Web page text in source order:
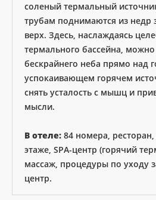
соленый термальный
трубам поднимаются из недр
верх. Здесь, наслаждаясь
термального бассейна,
бескрайнего неба прямо над
успокаивающем горячем
снять усталость с мышц и
мысли.
В отеле: 84 номера,
этаже, SPA-центр (горячий
массаж, процедуры по уходу
центр.